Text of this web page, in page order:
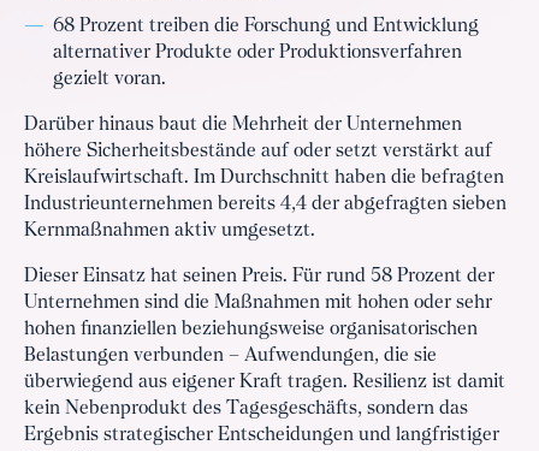
68 Prozent treiben die Forschung und Entwicklung
alternativer Produkte oder Produktionsverfahren
gezielt voran.
Darüber hinaus baut die Mehrheit der Unternehmen
höhere Sicherheitsbestände auf oder setzt verstärkt auf
Kreislaufwirtschaft. Im Durchschnitt haben die befragten
Industrieunternehmen bereits 4,4 der abgefragten sieben
Kernmaßnahmen aktiv umgesetzt.
Dieser Einsatz hat seinen Preis. Für rund 58 Prozent der
Unternehmen sind die Maßnahmen mit hohen oder sehr
hohen finanziellen beziehungsweise organisatorischen
Belastungen verbunden – Aufwendungen, die sie
überwiegend aus eigener Kraft tragen. Resilienz ist damit
kein Nebenprodukt des Tagesgeschäfts, sondern das
Ergebnis strategischer Entscheidungen und langfristiger